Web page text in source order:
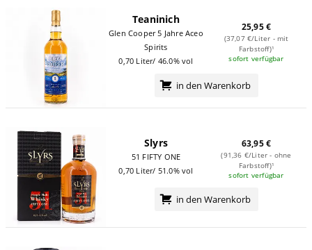
Teaninich
Glen Cooper 5 Jahre Aceo
Spirits
0,70 Liter/ 46.0% vol
25,95 €
(37,07 €/Liter - mit
Farbstoff)¹
sofort verfügbar
in den Warenkorb
Slyrs
51 FIFTY ONE
0,70 Liter/ 51.0% vol
63,95 €
(91,36 €/Liter - ohne
Farbstoff)¹
sofort verfügbar
in den Warenkorb